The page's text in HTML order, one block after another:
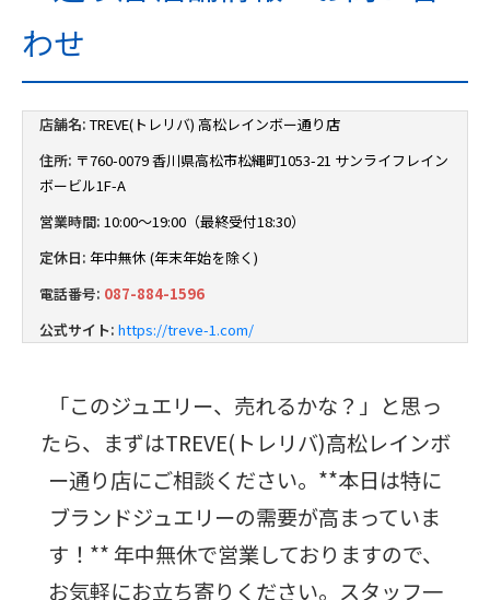
わせ
店舗名: TREVE(トレリバ) 高松レインボー通り店
住所: 〒760-0079 香川県高松市松縄町1053-21 サンライフレイン
ボービル1F-A
営業時間: 10:00～19:00（最終受付18:30）
定休日: 年中無休 (年末年始を除く)
電話番号: 087-884-1596
公式サイト: https://treve-1.com/
「このジュエリー、売れるかな？」と思っ
たら、まずはTREVE(トレリバ)高松レインボ
ー通り店にご相談ください。**本日は特に
ブランドジュエリーの需要が高まっていま
す！** 年中無休で営業しておりますので、
お気軽にお立ち寄りください。スタッフ一